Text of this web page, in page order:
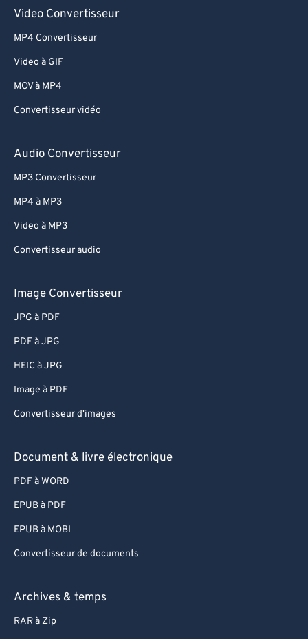
Video Convertisseur
MP4 Convertisseur
Video à GIF
MOV à MP4
Convertisseur vidéo
Audio Convertisseur
MP3 Convertisseur
MP4 à MP3
Video à MP3
Convertisseur audio
Image Convertisseur
JPG à PDF
PDF à JPG
HEIC à JPG
Image à PDF
Convertisseur d'images
Document & livre électronique
PDF à WORD
EPUB à PDF
EPUB à MOBI
Convertisseur de documents
Archives & temps
RAR à Zip